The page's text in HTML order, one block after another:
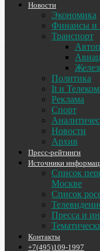
Новости
Экономика
Финансы и
Транспорт
Политика
It и
Реклама
Спорт
Новости
Архив
Пресс-рейтинги
Источники
Список
Москве
Список
Пресса и
Контакты
+7(495)109-1997